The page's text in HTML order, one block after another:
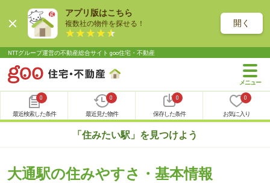
アプリ版はこちら
複数社の物件を探せる！ 開く
NTTグループ運営の不動産総合サイト goo住宅・不動産
0
最近検索した条件
0
最近見た物件
0
保存した条件
0
お気に入り
「住みたい駅」を見つけよう
大通駅の住みやすさ・基本情報